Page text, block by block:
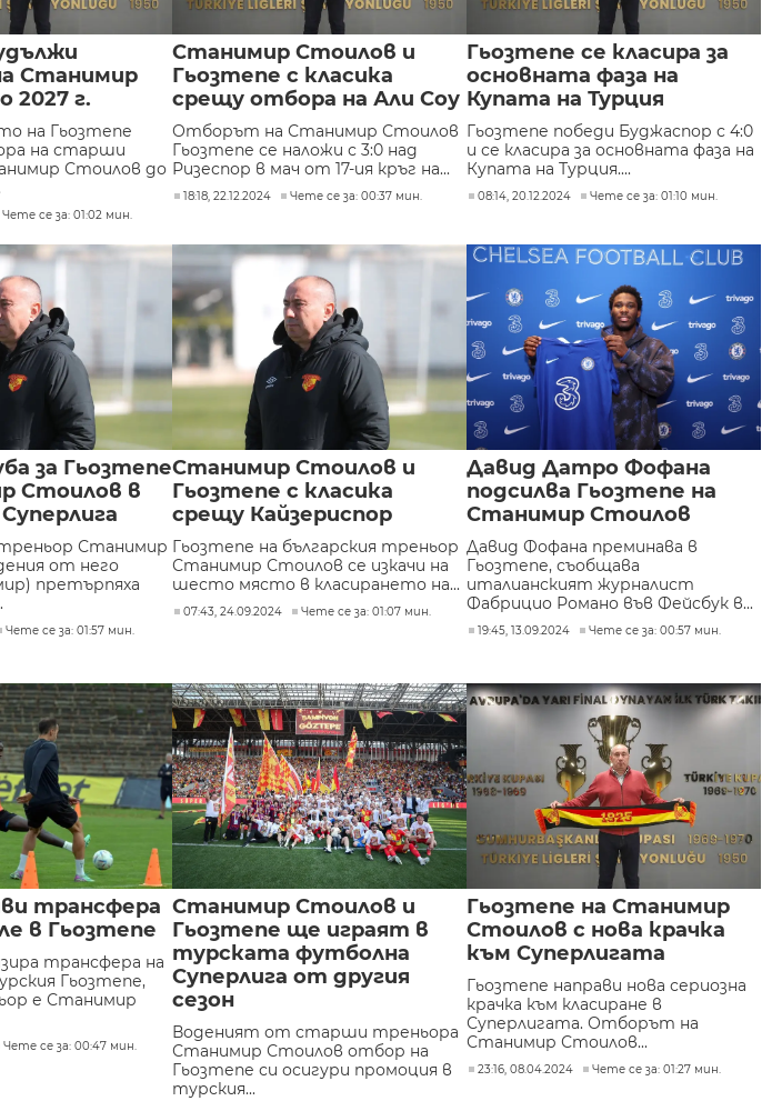
Станимир
2027 г.
на Гьозтепе
на старши
Стоилов до
Чете се за: 01:02 мин.
Станимир Стоилов и
Гьозтепе с класика
срещу отбора на Али Соу
Отборът на Станимир Стоилов
Гьозтепе се наложи с 3:0 над
Ризеспор в мач от 17-ия кръг на...
18:18, 22.12.2024 Чете се за: 00:37 мин.
Гьозтепе се класира за
основната фаза на
Купата на Турция
Гьозтепе победи Буджаспор с 4:0
и се класира за основната фаза на
Купата на Турция....
08:14, 20.12.2024 Чете се за: 01:10 мин.
за Гьозтепе
Стоилов в
Станимир
от него
претърпяха
Чете се за: 01:57 мин.
Станимир Стоилов и
Гьозтепе с класика
срещу Кайзериспор
Гьозтепе на българския треньор
Станимир Стоилов се изкачи на
шесто място в класирането на...
07:43, 24.09.2024 Чете се за: 01:07 мин.
Давид Датро Фофана
подсилва Гьозтепе на
Станимир Стоилов
Давид Фофана преминава в
Гьозтепе, съобщава
италианският журналист
Фабрицио Романо във Фейсбук в...
19:45, 13.09.2024 Чете се за: 00:57 мин.
трансфера
в Гьозтепе
трансфера на
Гьозтепе,
е Станимир
Чете се за: 00:47 мин.
Станимир Стоилов и
Гьозтепе ще играят в
турската футболна
Суперлига от другия
сезон
Воденият от старши треньора
Станимир Стоилов отбор на
Гьозтепе си осигури промоция в
турския...
Гьозтепе на Станимир
Стоилов с нова крачка
към Суперлигата
Гьозтепе направи нова сериозна
крачка към класиране в
Суперлигата. Отборът на
Станимир Стоилов...
23:16, 08.04.2024 Чете се за: 01:27 мин.